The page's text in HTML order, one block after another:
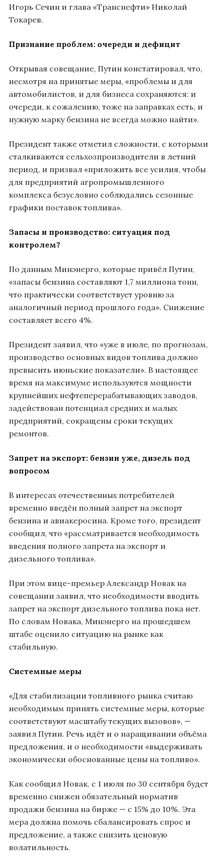
Игорь Сечин и глава «Транснефти» Николай
Токарев.
Признание проблем: очереди и дефицит
Открывая совещание, Путин констатировал, что,
несмотря на принятые меры, «проблемы и для
автомобилистов, и для бизнеса сохраняются: и
очереди, к сожалению, тоже на заправках есть, и
нужную марку бензина не всегда можно найти».
Президент также отметил сложности, с которыми
сталкиваются сельхозпроизводители в летний
период, и призвал «приложить все усилия, чтобы
для предприятий агропромышленного
комплекса безусловно соблюдались сезонные
графики поставок топлива».
Запасы и производство: ситуация под
контролем?
По данным Минэнерго, которые привёл Путин,
«запасы бензина составляют 1,7 миллиона тонн,
что практически соответствует уровню за
аналогичный период прошлого года». Снижение
составляет всего 4%.
Президент заявил, что «уже в июле, по прогнозам,
производство основных видов топлива должно
превысить июньские показатели». В настоящее
время на максимуме используются мощности
крупнейших нефтеперерабатывающих заводов,
задействован потенциал средних и малых
предприятий, сокращены сроки текущих
ремонтов.
Запрет на экспорт: бензин уже, дизель под
вопросом
В интересах отечественных потребителей
временно введён полный запрет на экспорт
бензина и авиакеросина. Кроме того, президент
сообщил, что «рассматривается необходимость
введения полного запрета на экспорт и
дизельного топлива».
При этом вице-премьер Александр Новак на
совещании заявил, что необходимости вводить
запрет на экспорт дизельного топлива пока нет.
По словам Новака, Минэнерго на прошедшем
штабе оценило ситуацию на рынке как
стабильную.
Системные меры
«Для стабилизации топливного рынка считаю
необходимым принять системные меры, которые
соответствуют масштабу текущих вызовов», —
заявил Путин. Речь идёт и о наращивании объёма
предложения, и о необходимости «выдерживать
экономически обоснованные цены на топливо».
Как сообщил Новак, с 1 июля по 30 сентября будет
временно снижен обязательный норматив
продажи бензина на бирже — с 15% до 10%. Эта
мера должна помочь сбалансировать спрос и
предложение, а также снизить ценовую
волатильность.